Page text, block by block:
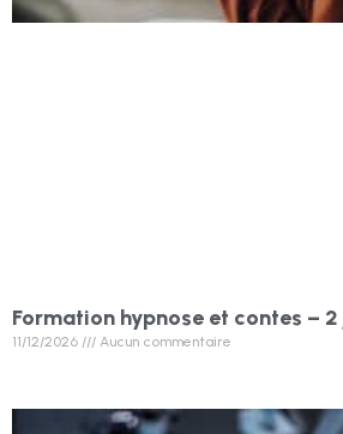
Formation hypnose et contes –
11/12/2026 Aucun commentaire